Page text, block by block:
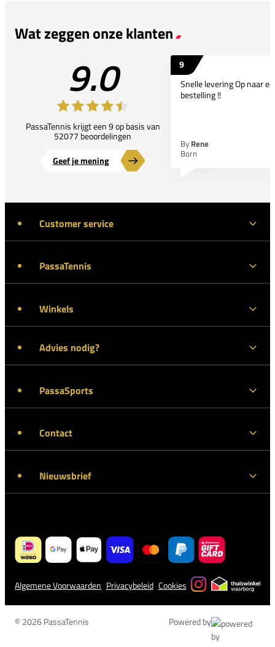
Wat zeggen onze klanten
9.0
PassaTennis krijgt een 9 op basis van
52077 beoordelingen
Geef je mening
9
Snelle levering Op naar
bestelling !!
By Rene
Born
Customer service
PassaTennis
Winkels
Advies nodig?
PassaSports
Contact
Nieuwsbrief
Algemene Voorwaarden Privacybeleid Cookies
© 2026 PassaTennis Powered by